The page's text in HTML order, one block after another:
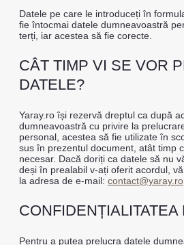
Datele pe care le introduceți în
fie întocmai datele dumneavoastră
terți, iar acestea să fie corecte.
CÂT TIMP VI SE VOR
DATELE?
Yaray.ro își rezervă dreptul ca după
dumneavoastră cu privire la
personal, acestea să fie utilizate în
sus în prezentul document, atât timp
necesar. Dacă doriți ca datele să nu
deși în prealabil v-ați oferit acordul,
la adresa de e-mail: contact@yaray.ro
CONFIDENȚIALITATEA
Pentru a putea prelucra datele